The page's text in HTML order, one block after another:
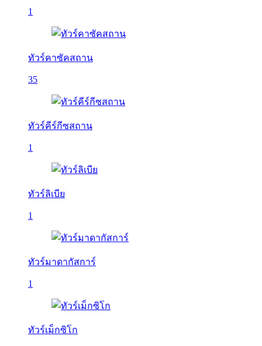
1
ทัวร์คาซัคสถาน
35
ทัวร์คีร์กีซสถาน
1
ทัวร์ลิเบีย
1
ทัวร์มาดากัสการ์
1
ทัวร์เม็กซิโก